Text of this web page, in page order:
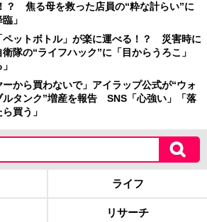
？ 焦る母を救った店員の“粋な計らい”に
」
ペットボトル」が楽に運べる！？ 災害時に
隊の“ライフハック”に「目からうろこ」
ーから買わないで」アイラップ公式が“ウォ
ルタンク”増産を報告 SNS「心強い」「落
買う」
ライフ
リサーチ